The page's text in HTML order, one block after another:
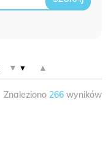
▼ ▲
Znaleziono 266 wyników